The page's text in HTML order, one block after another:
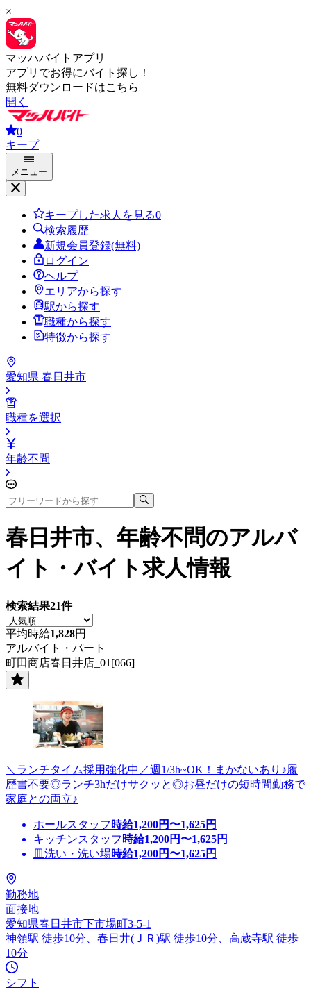
×
マッハバイトアプリ
アプリでお得にバイト探し！
無料ダウンロードはこちら
開く
0
キープ
メニュー
キープした求人を見る0
検索履歴
新規会員登録(無料)
ログイン
ヘルプ
エリアから探す
駅から探す
職種から探す
特徴から探す
愛知県 春日井市
職種を選択
年齢不問
春日井市、年齢不問のアルバ
イト・バイト求人情報
検索結果21件
平均時給1,828円
アルバイト・パート
町田商店春日井店_01[066]
＼ランチタイム採用強化中／週1/3h~OK！まかないあり♪履
歴書不要◎ランチ3hだけサクッと◎お昼だけの短時間勤務で
家庭との両立♪
ホールスタッフ 時給1,200円〜1,625円
キッチンスタッフ 時給1,200円〜1,625円
皿洗い・洗い場時給1,200円〜1,625円
勤務地
面接地
愛知県春日井市下市場町3-5-1
神領駅 徒歩10分、春日井(ＪＲ)駅 徒歩10分、高蔵寺駅 徒歩
10分
シフト